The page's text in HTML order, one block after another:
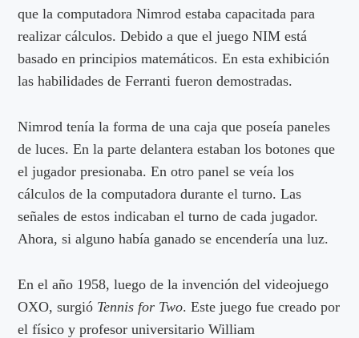
que la computadora Nimrod estaba capacitada para
realizar cálculos. Debido a que el juego NIM está
basado en principios matemáticos. En esta exhibición
las habilidades de Ferranti fueron demostradas.
Nimrod tenía la forma de una caja que poseía paneles
de luces. En la parte delantera estaban los botones que
el jugador presionaba. En otro panel se veía los
cálculos de la computadora durante el turno. Las
señales de estos indicaban el turno de cada jugador.
Ahora, si alguno había ganado se encendería una luz.
En el año 1958, luego de la invención del videojuego
OXO, surgió Tennis for Two. Este juego fue creado por
el físico y profesor universitario William